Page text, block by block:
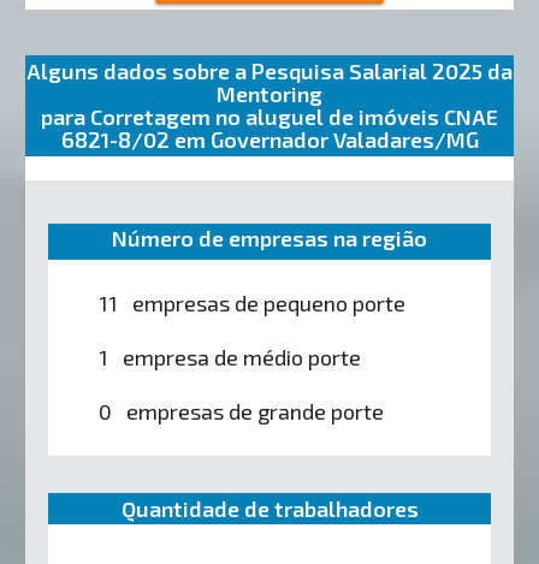
Alguns dados sobre a Pesquisa Salarial 2025 da
Mentoring
para Corretagem no aluguel de imóveis CNAE
6821-8/02 em Governador Valadares/MG
Número de empresas na região
11 empresas de pequeno porte
1 empresa de médio porte
0 empresas de grande porte
Quantidade de trabalhadores